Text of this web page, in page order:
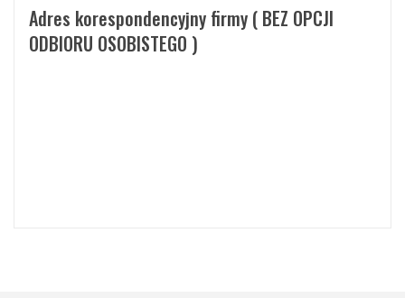
Google
reCAPTCHA
v3.
Adres korespondencyjny firmy ( BEZ OPCJI
ODBIORU OSOBISTEGO )